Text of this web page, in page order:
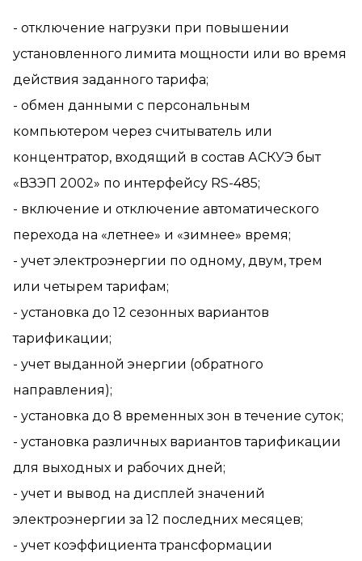
- отключение нагрузки при повышении
установленного лимита мощности или во время
действия заданного тарифа;
- обмен данными с персональным
компьютером через считыватель или
концентратор, входящий в состав АСКУЭ быт
«ВЗЭП 2002» по интерфейсу RS-485;
- включение и отключение автоматического
перехода на «летнее» и «зимнее» время;
- учет электроэнергии по одному, двум, трем
или четырем тарифам;
- установка до 12 сезонных вариантов
тарификации;
- учет выданной энергии (обратного
направления);
- установка до 8 временных зон в течение суток;
- установка различных вариантов тарификации
для выходных и рабочих дней;
- учет и вывод на дисплей значений
электроэнергии за 12 последних месяцев;
- учет коэффициента трансформации